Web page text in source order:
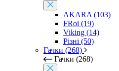
AKARA (103)
FRoi (19)
Viking (14)
Різні (50)
Гачки (268)
Гачки (268)